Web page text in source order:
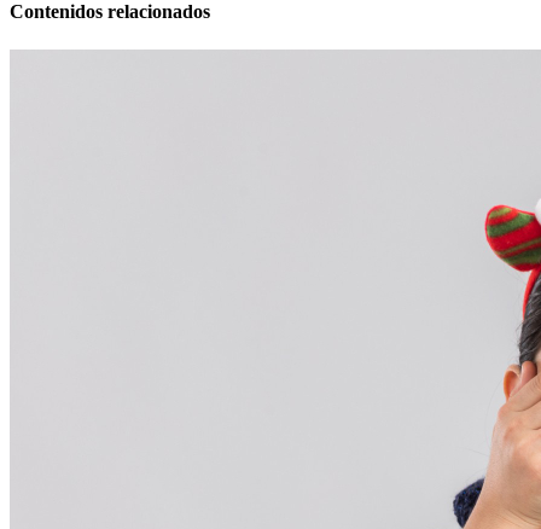
Contenidos relacionados